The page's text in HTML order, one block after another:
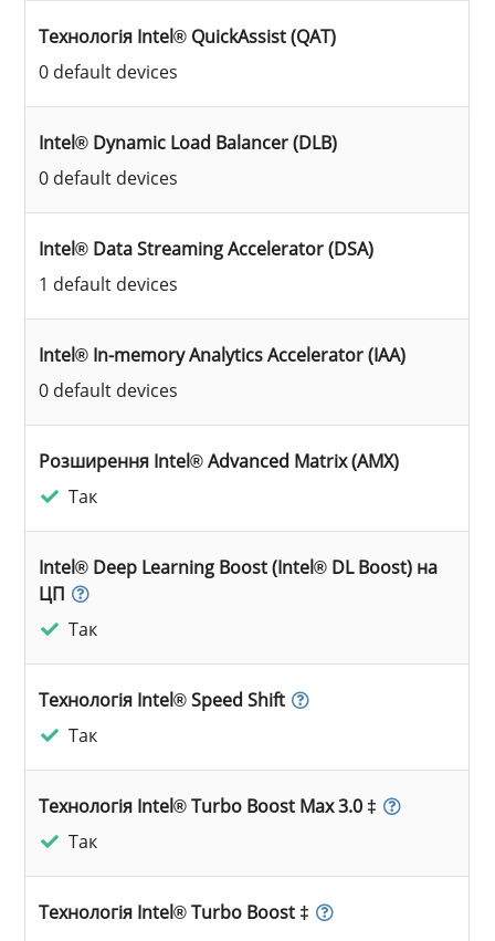
Технологія Intel® QuickAssist (QAT)
0 default devices
Intel® Dynamic Load Balancer (DLB)
0 default devices
Intel® Data Streaming Accelerator (DSA)
1 default devices
Intel® In-memory Analytics Accelerator (IAA)
0 default devices
Розширення Intel® Advanced Matrix (AMX)
Так
Intel® Deep Learning Boost (Intel® DL Boost) на
ЦП
Так
Технологія Intel® Speed Shift
Так
Технологія Intel® Turbo Boost Max 3.0 ‡
Так
Технологія Intel® Turbo Boost ‡